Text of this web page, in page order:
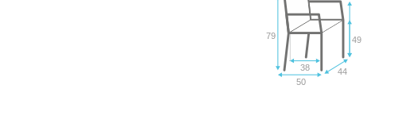
79
38
50
44
49